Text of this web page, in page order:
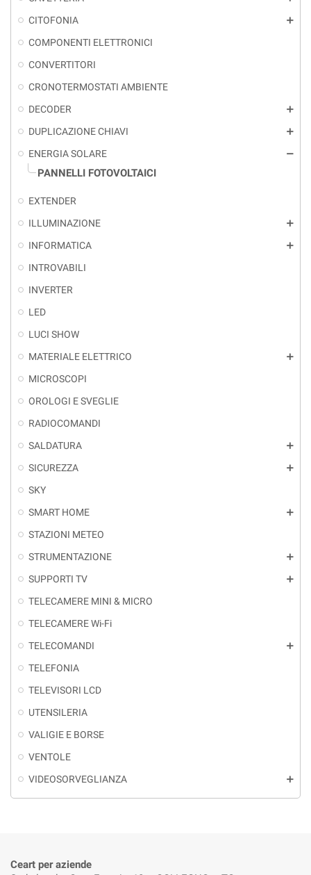
CITOFONIA add
COMPONENTI ELETTRONICI
CONVERTITORI
CRONOTERMOSTATI AMBIENTE
DECODER
add
DUPLICAZIONE CHIAVI add
ENERGIA SOLARE remove
PANNELLI FOTOVOLTAICI
EXTENDER
ILLUMINAZIONE
add
INFORMATICA add
INTROVABILI
INVERTER
LED
LUCI SHOW
MATERIALE ELETTRICO
add
MICROSCOPI
OROLOGI E SVEGLIE
RADIOCOMANDI
SALDATURA
add
SICUREZZA add
SKY
SMART HOME
add
STAZIONI METEO
STRUMENTAZIONE
add
SUPPORTI TV add
TELECAMERE MINI & MICRO
TELECAMERE Wi-Fi
TELECOMANDI
add
TELEFONIA
TELEVISORI LCD
UTENSILERIA
VALIGIE E BORSE
VENTOLE
VIDEOSORVEGLIANZA
add
Ceart per aziende